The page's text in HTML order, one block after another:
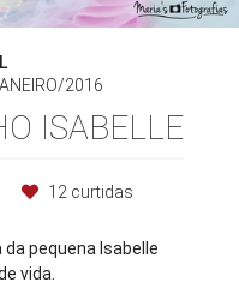
2016
ISABELLE
12 curtidas
pequena Isabelle
vida.